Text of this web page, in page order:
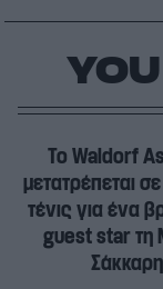
Το Waldorf
μετατρέπεται
τένις για ένα
guest star τη
Σάκκαρη